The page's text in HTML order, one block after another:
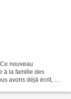
nouveau
à la famille des
avons déjà écrit, et